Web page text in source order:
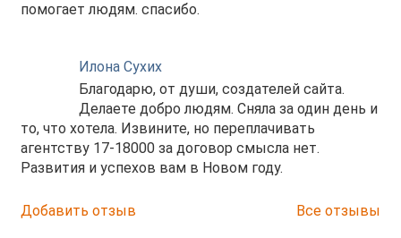
помогает людям. спасибо.
Илона Сухих
Благодарю, от души, создателей сайта.
Делаете добро людям. Сняла за один день и
то, что хотела. Извините, но переплачивать
агентству 17-18000 за договор смысла нет.
Развития и успехов вам в Новом году.
Добавить отзыв Все отзывы